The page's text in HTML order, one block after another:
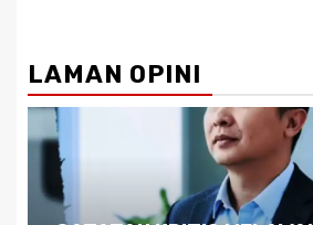
LAMAN OPINI